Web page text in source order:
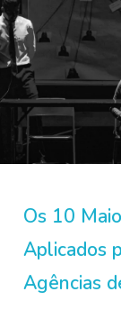
Os 10
Aplicados
Agências